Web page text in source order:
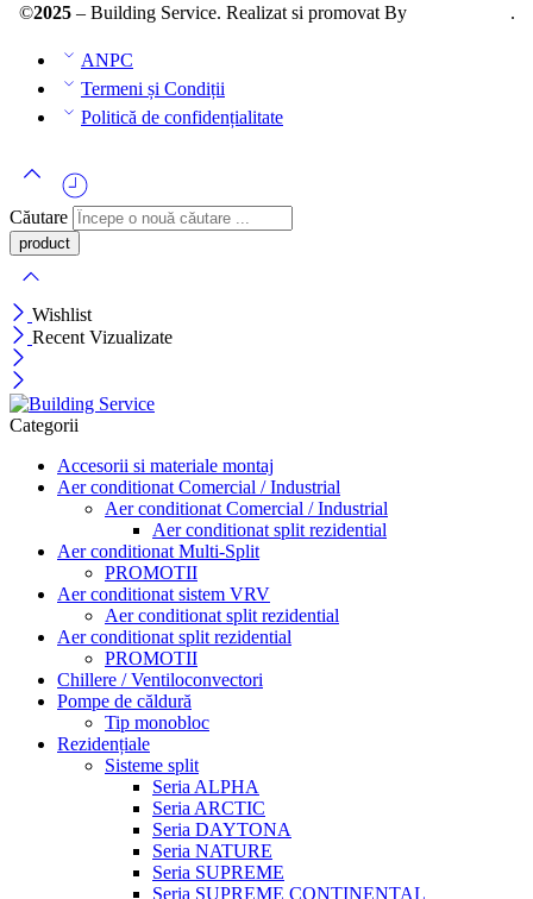
©2025– Building Service. Realizat si promovat By .
ANPC
Termeni și Condiții
Politică de confidențialitate
Căutare
Wishlist
Recent Vizualizate
Categorii
Accesorii si materiale montaj
Aer conditionat Comercial / Industrial
Aer conditionat Comercial / Industrial
Aer conditionat split rezidential
Aer conditionat Multi-Split
PROMOTII
Aer conditionat sistem VRV
Aer conditionat split rezidential
Aer conditionat split rezidential
PROMOTII
Chillere / Ventiloconvectori
Pompe de căldură
Tip monobloc
Rezidențiale
Sisteme split
Seria ALPHA
Seria ARCTIC
Seria DAYTONA
Seria NATURE
Seria SUPREME
Seria SUPREME CONTINENTAL